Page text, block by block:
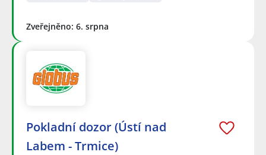
Zveřejněno: 6. srpna
Pokladní dozor (Ústí nad
Labem - Trmice)